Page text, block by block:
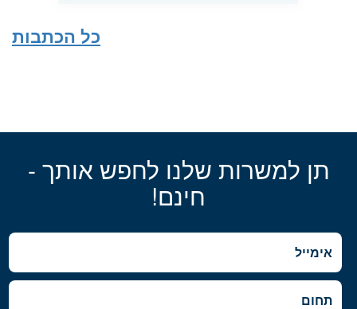
כל הכתבות
תן למשרות שלנו לחפש אותך -
חינם!